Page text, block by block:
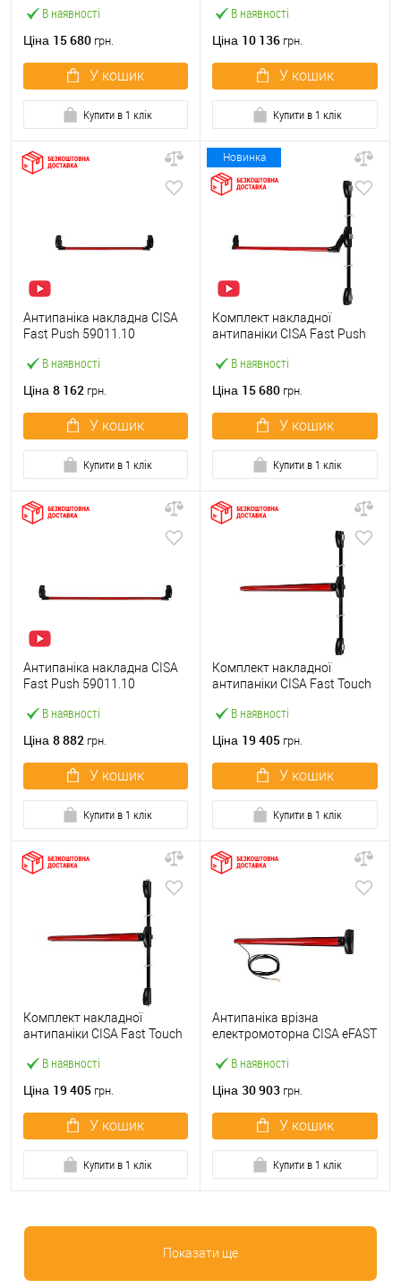
В наявності
точковий вверх-вниз
Ціна 15 680 грн.
У кошик
Купити в 1 клік
В наявності
Ціна 10 136 грн.
У кошик
Купити в 1 клік
В наявності
Антипаніка накладна CISA
Fast Push 59011.10
штангою 900 мм червона
Ціна 8 162 грн.
У кошик
Купити в 1 клік
Новинка
В наявності
Комплект накладної
антипаніки CISA Fast Push
точковий вбік червона
Ціна 15 680 грн.
У кошик
Купити в 1 клік
В наявності
Антипаніка накладна CISA
Fast Push 59011.10
штангою 1500 мм червона
Ціна 8 882 грн.
У кошик
Купити в 1 клік
В наявності
Комплект накладної
антипаніки CISA Fast Touch
точковий вбік червона
Ціна 19 405 грн.
У кошик
Купити в 1 клік
В наявності
Комплект накладної
антипаніки CISA Fast Touch
точковий вверх-вниз
Ціна 19 405 грн.
У кошик
Купити в 1 клік
В наявності
Антипаніка врізна
електромоторна CISA eFAST
Ціна 30 903 грн.
У кошик
Купити в 1 клік
Показати ще